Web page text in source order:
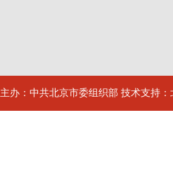
主办：中共北京市委组织部 技术支持